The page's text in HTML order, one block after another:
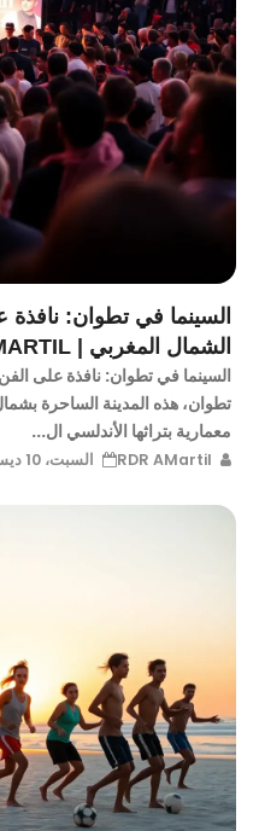
السينما في تطوان:
الشمال المغربي | AMARTIL
السينما في تطوان: نافذة على
تطوان، هذه المدينة الساحرة
معمارية بتراثها الأندلسي ال...
السبت، 10 ديسمبر 2022 — 14:14